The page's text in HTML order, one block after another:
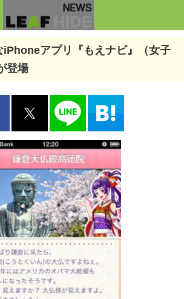
iPhoneアプリ『もえナビ』（女子
登場